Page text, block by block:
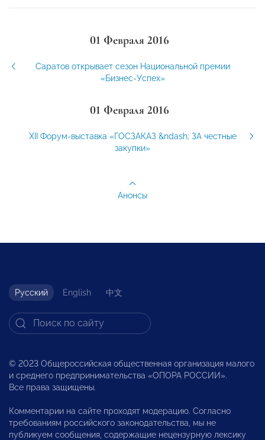
01 Февраля 2016
Саратов открывает сезон Национальной премии
«Бизнес-Успех»
01 Февраля 2016
XII Форум-выставка «ГОСЗАКАЗ &ndash; ЗА честные
закупки»
Анонсы
Русский English 中文
© 2023 Общероссийская общественная организация малого
и среднего предпринимательства «ОПОРА РОССИИ».
Все права защищены.
Комментарии на сайте проходят модерацию. Согласно
требованиям российского законодательства, мы не
публикуем сообщения, содержащие нецензурную лексику